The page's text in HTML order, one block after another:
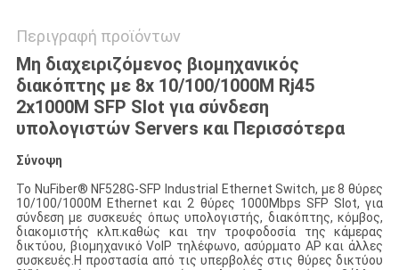
Περιγραφή προϊόντων
Μη διαχειριζόμενος βιομηχανικός
διακόπτης με 8x 10/100/1000M Rj45
2x1000M SFP Slot για σύνδεση
υπολογιστών Servers και Περισσότερα
Σύνοψη
Το NuFiber® NF528G-SFP Industrial Ethernet Switch, με 8 θύρες
10/100/1000M Ethernet και 2 θύρες 1000Mbps SFP Slot, για
σύνδεση με συσκευές όπως υπολογιστής, διακόπτης, κόμβος,
διακομιστής κλπ.καθώς και την τροφοδοσία της κάμερας
δικτύου, βιομηχανικό VoIP τηλέφωνο, ασύρματο AP και άλλες
συσκευές.Η προστασία από τις υπερβολές στις θύρες δικτύου